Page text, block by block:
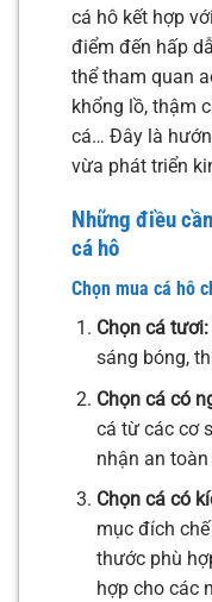
cá hô kết hợp
điểm đến hấp
thể tham quan
khổng lồ, thậm
cá… Đây là
vừa phát triển
Những điều
cá hô
Chọn mua cá hô
Chọn cá tươi:
sáng bóng,
Chọn cá có
cá từ các cơ
nhận an
Chọn cá có
mục đích
thước phù
hợp cho các